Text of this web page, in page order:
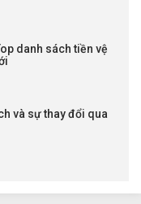
danh sách tiền vệ
và sự thay đổi qua